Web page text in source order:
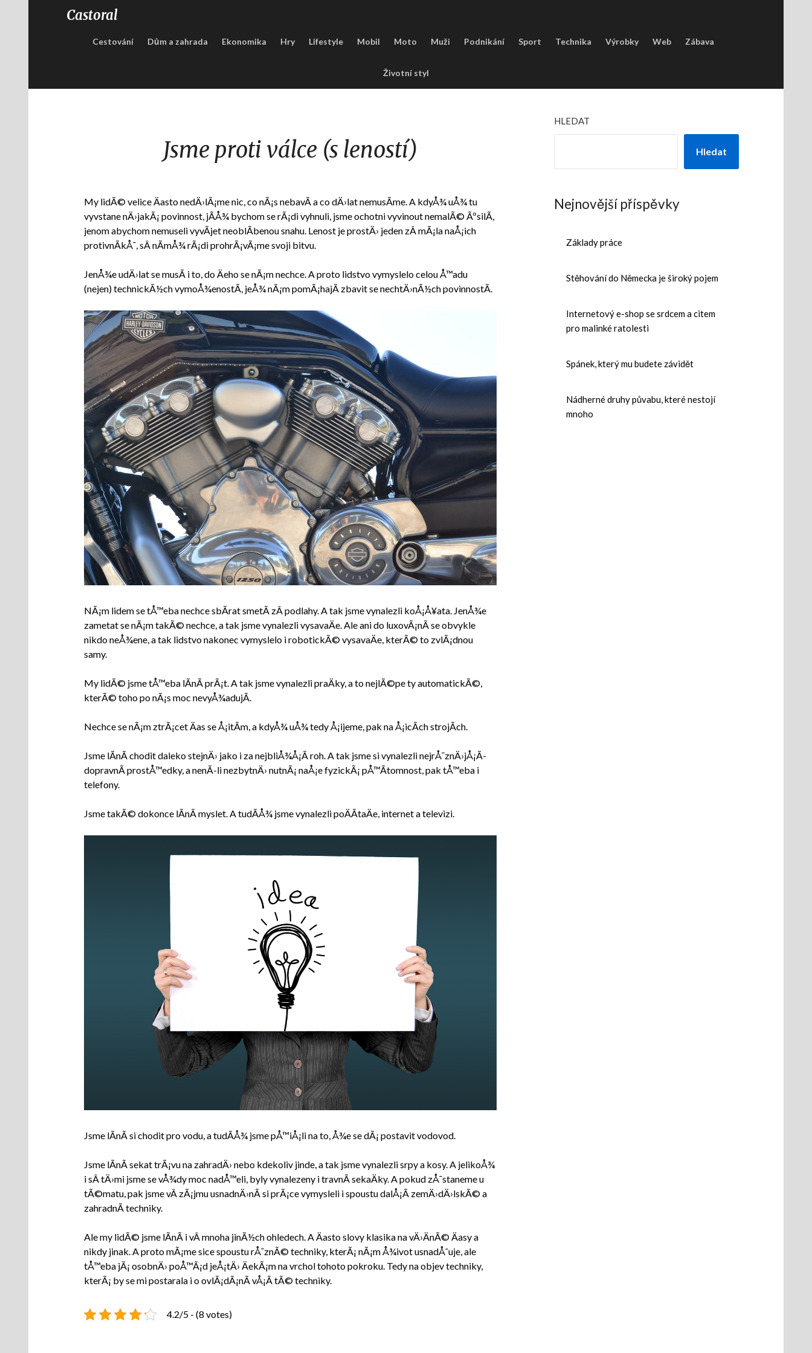
Castoral
Cestování Dům a zahrada Ekonomika Hry Lifestyle Mobil Moto Muži Podnikání Sport Technika Výrobky Web Zábava
Životní styl
Jsme proti válce (s leností)
My lidÃ© velice Äasto nedÄ›lÃ¡me nic, co nÃ¡s nebavÃ­ a co dÄ›lat nemusÃ­me. A kdyÅ¾ uÅ¾ tu
vyvstane nÄ›jakÃ¡ povinnost, jÃ­Å¾ bychom se rÃ¡di vyhnuli, jsme ochotni vyvinout nemalÃ© ÃºsilÃ­,
jenom abychom nemuseli vyvÃ­jet neoblÃ­benou snahu. Lenost je prostÄ› jeden zÂ mÃ¡la naÅ¡ich
protivnÃ­kÅ¯, sÂ nÃ­mÅ¾ rÃ¡di prohrÃ¡vÃ¡me svoji bitvu.
JenÅ¾e udÄ›lat se musÃ­ i to, do Äeho se nÃ¡m nechce. A proto lidstvo vymyslelo celou Å™adu
(nejen) technickÃ½ch vymoÅ¾enostÃ­, jeÅ¾ nÃ¡m pomÃ¡hajÃ­ zbavit se nechtÄ›nÃ½ch povinnostÃ­.
NÃ¡m lidem se tÅ™eba nechce sbÃ­rat smetÃ­ zÂ podlahy. A tak jsme vynalezli koÅ¡Å¥ata. JenÅ¾e
zametat se nÃ¡m takÃ© nechce, a tak jsme vynalezli vysavaÄe. Ale ani do luxovÃ¡nÃ­ se obvykle
nikdo neÅ¾ene, a tak lidstvo nakonec vymyslelo i robotickÃ© vysavaÄe, kterÃ© to zvlÃ¡dnou
samy.
My lidÃ© jsme tÅ™eba lÃ­nÃ­ prÃ¡t. A tak jsme vynalezli praÄky, a to nejlÃ©pe ty automatickÃ©,
kterÃ© toho po nÃ¡s moc nevyÅ¾adujÃ­.
Nechce se nÃ¡m ztrÃ¡cet Äas se Å¡itÃ­m, a kdyÅ¾ uÅ¾ tedy Å¡ijeme, pak na Å¡icÃ­ch strojÃ­ch.
Jsme lÃ­nÃ­ chodit daleko stejnÄ› jako i za nejbliÅ¾Å¡Ã­ roh. A tak jsme si vynalezli nejrÅ¯znÄ›jÅ¡Ã­
dopravnÃ­ prostÅ™edky, a nenÃ­-li nezbytnÄ› nutnÃ¡ naÅ¡e fyzickÃ¡ pÅ™Ã­tomnost, pak tÅ™eba i
telefony.
Jsme takÃ© dokonce lÃ­nÃ­ myslet. A tudÃ­Å¾ jsme vynalezli poÄÃ­taÄe, internet a televizi.
Jsme lÃ­nÃ­ si chodit pro vodu, a tudÃ­Å¾ jsme pÅ™iÅ¡li na to, Å¾e se dÃ¡ postavit vodovod.
Jsme lÃ­nÃ­ sekat trÃ¡vu na zahradÄ› nebo kdekoliv jinde, a tak jsme vynalezli srpy a kosy. A jelikoÅ¾
i sÂ tÄ›mi jsme se vÅ¾dy moc nadÅ™eli, byly vynalezeny i travnÃ­ sekaÄky. A pokud zÅ¯staneme u
tÃ©matu, pak jsme vÂ zÃ¡jmu usnadnÄ›nÃ­ si prÃ¡ce vymysleli i spoustu dalÅ¡Ã­ zemÄ›dÄ›lskÃ© a
zahradnÃ­ techniky.
Ale my lidÃ© jsme lÃ­nÃ­ i vÂ mnoha jinÃ½ch ohledech. A Äasto slovy klasika na vÄ›ÄnÃ© Äasy a
nikdy jinak. A proto mÃ¡me sice spoustu rÅ¯znÃ© techniky, kterÃ¡ nÃ¡m Å¾ivot usnadÅˆuje, ale
tÅ™eba jÃ¡ osobnÄ› poÅ™Ã¡d jeÅ¡tÄ› ÄekÃ¡m na vrchol tohoto pokroku. Tedy na objev techniky,
kterÃ¡ by se mi postarala i o ovlÃ¡dÃ¡nÃ­ vÅ¡Ã­ tÃ© techniky.
4.2/5 - (8 votes)
HLEDAT
Hledat
Nejnovější příspěvky
Základy práce
Stěhování do Německa je široký pojem
Internetový e-shop se srdcem a citem
pro malinké ratolesti
Spánek, který mu budete závidět
Nádherné druhy půvabu, které nestojí
mnoho